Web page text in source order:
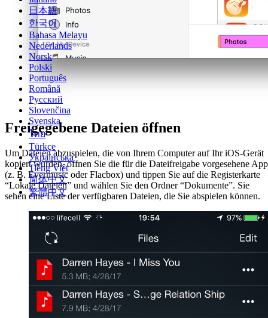
日本語
한국어
Bahasa Melayu
Nederlands
Norsk
Polski
Português
Română
Русский
Slovenčina
Svenska
ไทย
Türkçe
Українська
Tiếng Việt
简体中文
繁體中文
Freigegebene Dateien öffnen
Um Dateien abzuspielen, die von Ihrem Computer auf Ihr iOS-Gerät
kopiert wurden, öffnen Sie die für die Dateifreigabe vorgesehene App
(z. B. Evermusic oder Flacbox) und tippen Sie auf die Registerkarte
“Lokale Dateien” und wählen Sie den Ordner “Dokumente”. Sie
sehen eine Liste der verfügbaren Dateien, die Sie abspielen können.